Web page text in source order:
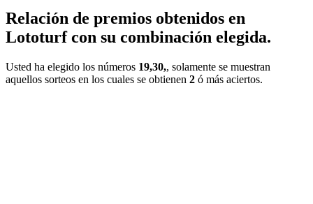
Relación de premios obtenidos en
Lototurf con su combinación elegida.
Usted ha elegido los números 19,30,, solamente se muestran
aquellos sorteos en los cuales se obtienen 2 ó más aciertos.